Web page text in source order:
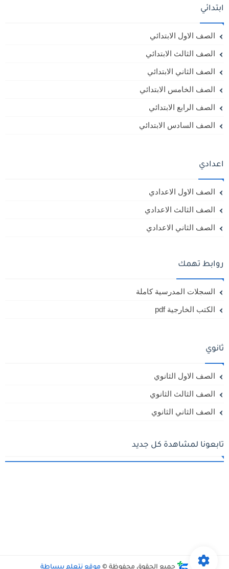
ابتدائي
الصف الاول الابتدائي
الصف الثالث الابتدائي
الصف الثاني الابتدائي
الصف الخامس الابتدائي
الصف الرابع الابتدائي
الصف السادس الابتدائي
اعدادي
الصف الاول الاعدادي
الصف الثالث الاعدادي
الصف الثاني الاعدادي
روابط تهمك
السجلات المدرسية كاملة
الكتب الخارجية pdf
ثانوي
الصف الاول الثانوي
الصف الثالث الثانوي
الصف الثاني الثانوي
تابعونا لمشاهدة كل جديد
جميع الحقوق محفوظة © موقع نتعلم ببساطة